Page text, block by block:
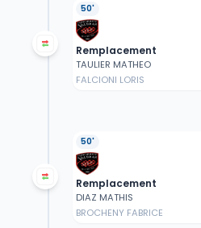
50'
Remplacement
TAULIER MATHEO
FALCIONI LORIS
50'
Remplacement
DIAZ MATHIS
BROCHENY FABRICE